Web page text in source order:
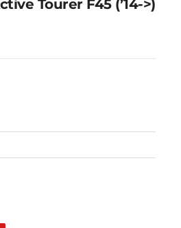
Tourer F45 (’14->)